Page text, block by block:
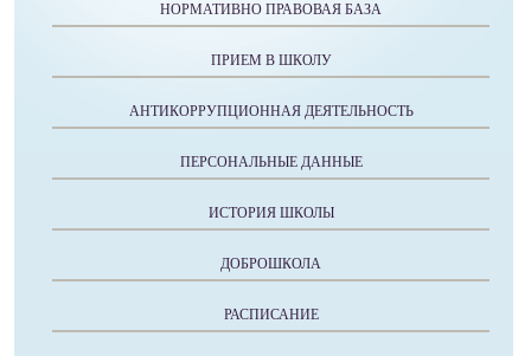
НОРМАТИВНО ПРАВОВАЯ БАЗА
ПРИЕМ В ШКОЛУ
АНТИКОРРУПЦИОННАЯ ДЕЯТЕЛЬНОСТЬ
ПЕРСОНАЛЬНЫЕ ДАННЫЕ
ИСТОРИЯ ШКОЛЫ
ДОБРОШКОЛА
РАСПИСАНИЕ